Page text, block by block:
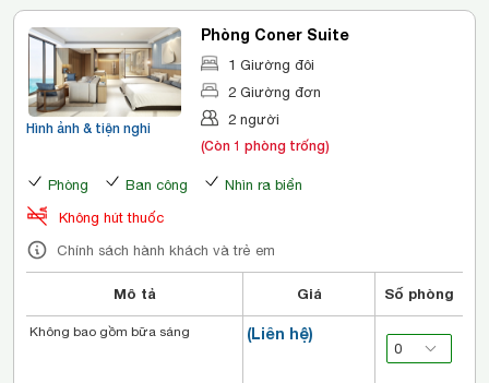
Hình ảnh & tiện nghi
Phòng Coner Suite
1 Giường đôi
2 Giường đơn
2 người
(Còn 1 phòng trống)
Phòng Ban công
Nhìn ra biển
Không hút thuốc
Chính sách hành khách và trẻ em
Mô tả Giá Số phòng
(Liên hệ)
Không bao gồm bữa sáng